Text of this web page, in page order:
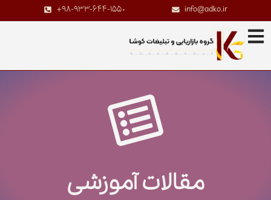
info@adko.ir
+98-933-644-1550
مقالات آموزشی